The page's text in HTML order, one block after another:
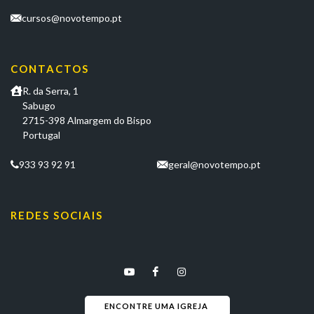
cursos@novotempo.pt
CONTACTOS
R. da Serra, 1
Sabugo
2715-398 Almargem do Bispo
Portugal
933 93 92 91 geral@novotempo.pt
REDES SOCIAIS
ENCONTRE UMA IGREJA